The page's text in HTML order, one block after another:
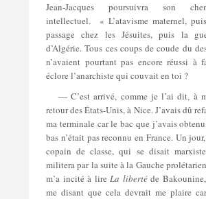
Jean-Jacques poursuivra son
intellectuel. « L’atavisme maternel,
passage chez les Jésuites, puis la
d’Algérie. Tous ces coups de coude du
n’avaient pourtant pas encore réussi à
éclore l’anarchiste qui couvait en toi ?
— C’est arrivé, comme je l’ai dit, à
retour des États-Unis, à Nice. J’avais dû
ma terminale car le bac que j’avais
bas n’était pas reconnu en France. Un
copain de classe, qui se disait
militera par la suite à la Gauche
m’a incité à lire La liberté de
me disant que cela devrait me plaire